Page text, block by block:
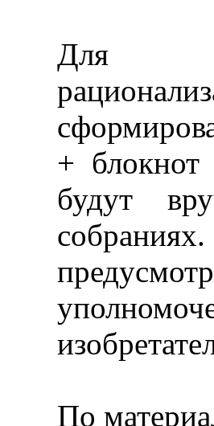
Для
+
будут
По